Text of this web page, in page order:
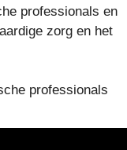
professionals en
zorg en het